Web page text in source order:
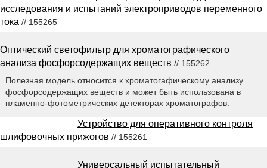
исследования и испытаний электроприводов переменного
тока // 155265
Оптический светофильтр для хроматографического
анализа фосфорсодержащих веществ // 155262
Полезная модель относится к хроматогафическому анализу
фосфорсодержащих веществ и может быть использована в
пламенно-фотометрических детекторах хроматографов.
Устройство для оперативного контроля
шлифовочных прижогов // 155261
Универсальный испытательный